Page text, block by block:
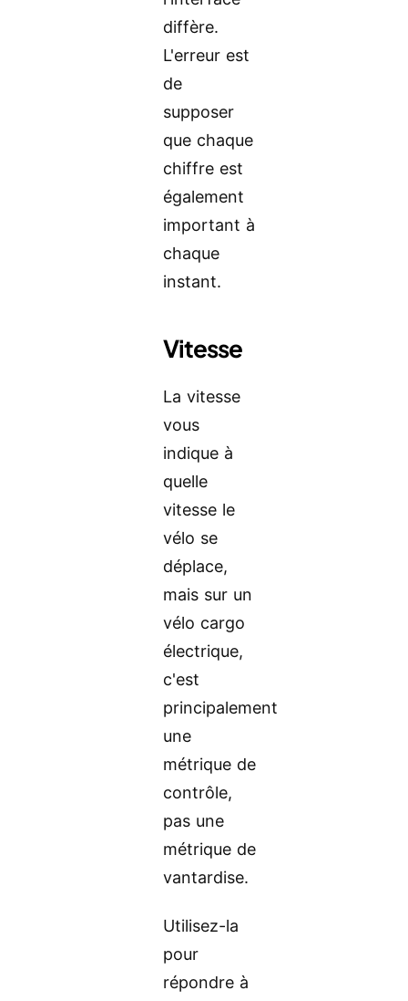
diffère.
L'erreur est
de
supposer
que chaque
chiffre est
également
important à
chaque
instant.
Vitesse
La vitesse
vous
indique à
quelle
vitesse le
vélo se
déplace,
mais sur un
vélo cargo
électrique,
c'est
principalement
une
métrique de
contrôle,
pas une
métrique de
vantardise.
Utilisez-la
pour
répondre à